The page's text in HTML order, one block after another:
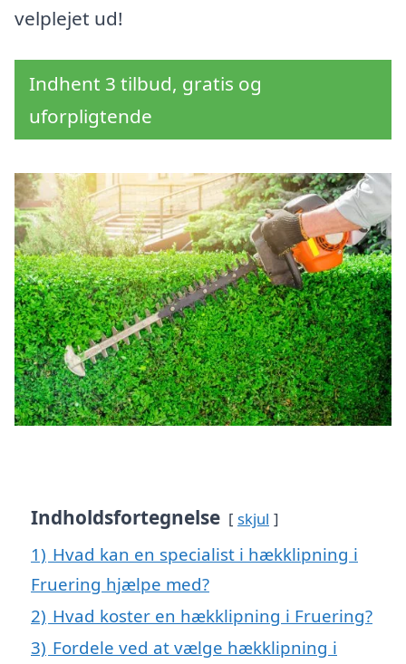
velplejet ud!
Indhent 3 tilbud, gratis og
uforpligtende
Indholdsfortegnelse skjul
1) Hvad kan en specialist i hækklipning i
Fruering hjælpe med?
2) Hvad koster en hækklipning i Fruering?
3) Fordele ved at vælge hækklipning i